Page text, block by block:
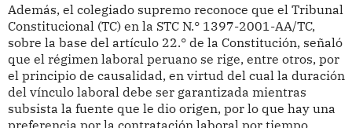
Además, el colegiado supremo reconoce que el Tribunal
Constitucional (TC) en la STC N.° 1397-2001-AA/TC,
sobre la base del artículo 22.° de la Constitución, señaló
que el régimen laboral peruano se rige, entre otros, por
el principio de causalidad, en virtud del cual la duración
del vínculo laboral debe ser garantizada mientras
subsista la fuente que le dio origen, por lo que hay una
preferencia por la contratación laboral por tiempo